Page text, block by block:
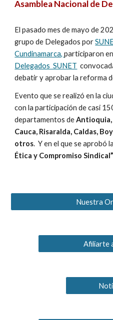
Asamblea Nacional de
El pasado mes de mayo de
grupo de Delegados por
Cundinamarca,participaron
Delegados SUNET
debatir y aprobar la reforma
Evento que se realizó en la
con la participación de casi
departamentos deAntioquia,
Cauca, Risaralda, Caldas,
otros. Y en el que se aprobó
Ética y Compromiso Sindical”
Nuestra
Afiliarte